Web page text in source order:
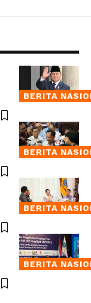
BERITA
BERITA
BERITA
BERITA